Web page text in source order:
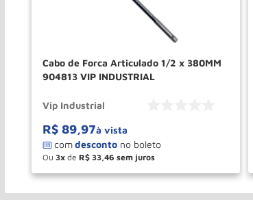
Cabo de Forca Articulado 1/2 x 380MM
904813 VIP INDUSTRIAL
Vip Industrial
R$ 89,97à vista
Ou 3 de R$ 33 46
＋
－ COMPRAR